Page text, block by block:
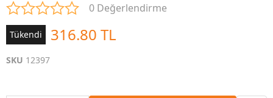
0 Değerlendirme
Tükendi 316.80 TL
SKU 12397